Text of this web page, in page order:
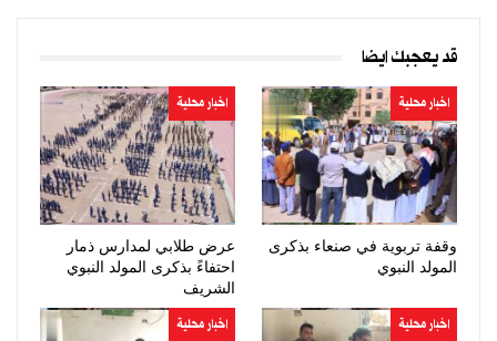
قد يعجبك ايضا
اخبار محلية
وقفة تربوية في صنعاء بذكرى
المولد النبوي
اخبار محلية
عرض طلابي لمدارس ذمار
احتفاءً بذكرى المولد النبوي
الشريف
اخبار محلية اخبار محلية